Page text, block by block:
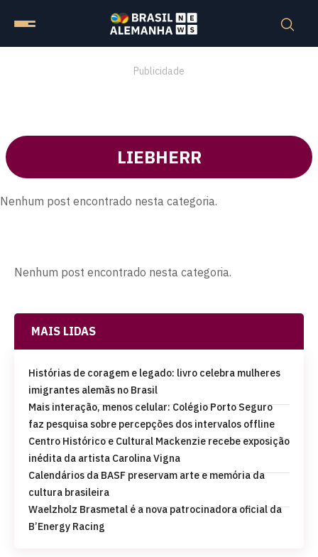
Publicidade
LIEBHERR
Nenhum post encontrado nesta categoria.
Nenhum post encontrado nesta categoria.
MAIS LIDAS
Histórias de coragem e legado: livro celebra mulheres
imigrantes alemãs no Brasil
Mais interação, menos celular: Colégio Porto Seguro
faz pesquisa sobre percepções dos intervalos offline
Centro Histórico e Cultural Mackenzie recebe exposição
inédita da artista Carolina Vigna
Calendários da BASF preservam arte e memória da
cultura brasileira
Waelzholz Brasmetal é a nova patrocinadora oficial da
B’Energy Racing